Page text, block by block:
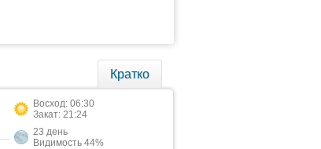
Кратко
Восход: 06:30
Закат: 21:24
23 день
Видимость 44%